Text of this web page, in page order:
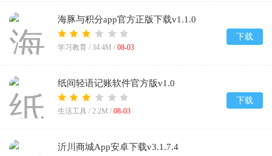
海豚与积分app官方正版下载v1.1.0
学习教育 / 34.4M / 08-03
下载
纸间轻语记账软件官方版v1.0
生活工具 / 2.2M / 08-03
下载
沂川商城App安卓下载v3.1.7.4